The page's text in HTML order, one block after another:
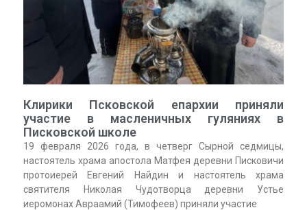
Клирики Псковской епархии приняли
участие в масленичных гуляниях в
Писковской школе
19 февраля 2026 года, в четверг Сырной седмицы,
настоятель храма апостола Матфея деревни Писковичи
протоиерей Евгений Найдин и настоятель храма
святителя Николая Чудотворца деревни Устье
иеромонах Авраамий (Тимофеев) приняли участие